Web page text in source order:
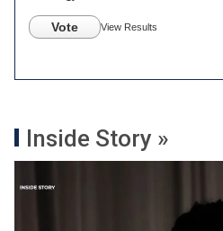
Vote View Results
Inside Story »